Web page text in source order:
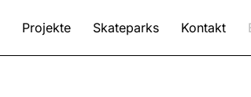
Projekte Skateparks Kontakt